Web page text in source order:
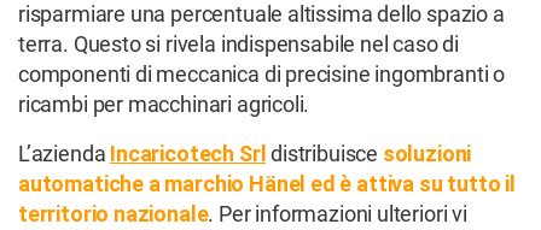
risparmiare una percentuale altissima dello spazio a
terra. Questo si rivela indispensabile nel caso di
componenti di meccanica di precisine ingombranti o
ricambi per macchinari agricoli.
L’azienda Incaricotech Srl distribuisce soluzioni
automatiche a marchio Hänel ed è attiva su tutto il
territorio nazionale. Per informazioni ulteriori vi